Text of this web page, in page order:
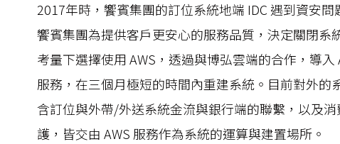
2017年時，饗賓集團的訂位系統地端 IDC 遇到資安
饗賓集團為提供客戶更安心的服務品質，決定關閉系
考量下選擇使用 AWS，透過與博弘雲端的合作，導
服務，在三個月極短的時間內重建系統。目前對外的
含訂位與外帶/外送系統金流與銀行端的聯繫，以及
護，皆交由 AWS 服務作為系統的運算與建置場所。